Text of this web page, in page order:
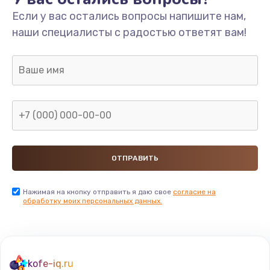
Если у вас остались вопросы напишите нам,
наши специалисты с радостью ответят вам!
Нажимая на кнопку отправить я даю свое согласие на
обработку моих персональных данных.
kofe-iq.ru